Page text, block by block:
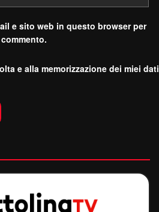
e sito web in questo browser per
e alla memorizzazione dei miei dati